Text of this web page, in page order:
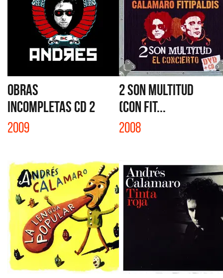
OBRAS
INCOMPLETAS CD 2
2009
2 SON MULTITUD
(CON FIT...
2008